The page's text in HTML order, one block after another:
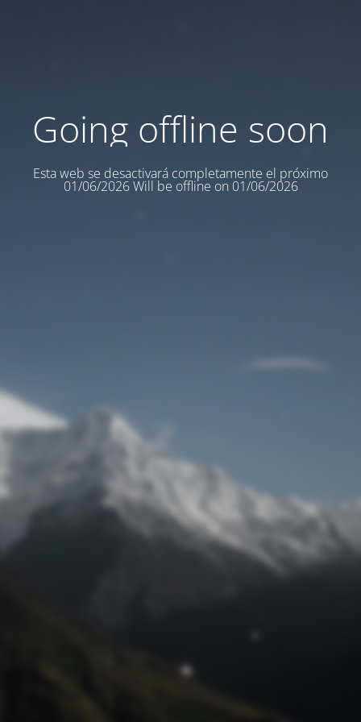
Going offline soon
Esta web se desactivará completamente el próximo
01/06/2026 Will be offline on 01/06/2026